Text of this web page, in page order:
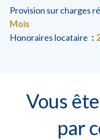
Provision sur charges
Mois
Honoraires locataire
Vous
par